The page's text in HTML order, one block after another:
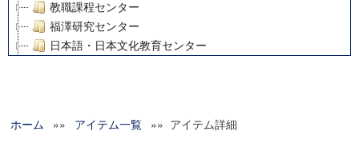
教職課程センター
福澤研究センター
日本語・日本文化教育センター
グローバルリサーチインスティテュート
ホーム »» アイテム一覧 »» アイテム詳細